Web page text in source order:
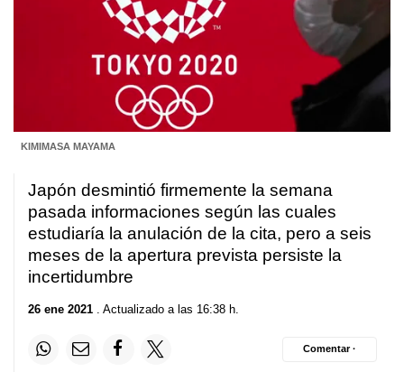
KIMIMASA MAYAMA
Japón desmintió firmemente la semana
pasada informaciones según las cuales
estudiaría la anulación de la cita, pero a seis
meses de la apertura prevista persiste la
incertidumbre
26 ene 2021 . Actualizado a las 16:38 h.
Comentar ·